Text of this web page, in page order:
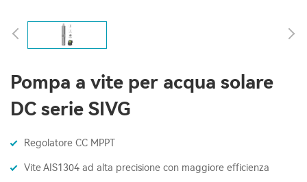
Pompa a vite per acqua solare
DC serie SIVG
Regolatore CC MPPT
Vite AIS1304 ad alta precisione con maggiore efficienza